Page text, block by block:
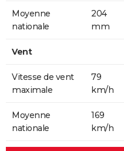
Moyenne
nationale
204
mm
Vent
Vitesse de vent
maximale
79
km/h
Moyenne
nationale
169
km/h